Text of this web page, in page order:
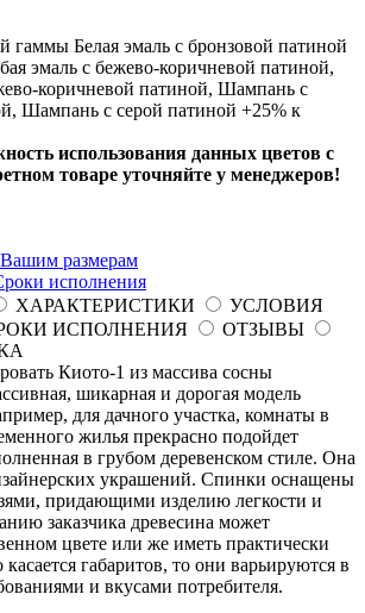
гаммы Белая эмаль с бронзовой патиной
эмаль с бежево-коричневой патиной,
коричневой патиной, Шампань с
Шампань с серой патиной +25% к
использования данных цветов с
товаре уточняйте у менеджеров!
Вашим размерам
исполнения
ХАРАКТЕРИСТИКИ
УСЛОВИЯ
ИСПОЛНЕНИЯ
ОТЗЫВЫ
Киото-1 из массива сосны
шикарная и дорогая модель
для дачного участка, комнаты в
жилья прекрасно подойдет
в грубом деревенском стиле. Она
украшений. Спинки оснащены
придающими изделию легкости и
заказчика древесина может
цвете или же иметь практически
габаритов, то они варьируются в
и вкусами потребителя.